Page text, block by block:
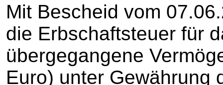
Mit Bescheid vom
die Erbschaftsteuer für
übergegangene
Euro) unter Gewährung